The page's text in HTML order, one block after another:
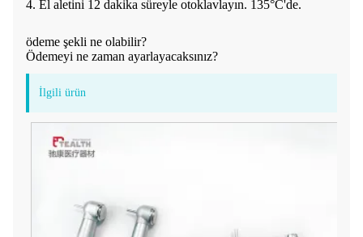
4. El aletini 12 dakika süreyle otoklavlayın. 135°C'de.
ödeme şekli ne olabilir?
Ödemeyi ne zaman ayarlayacaksınız?
İlgili ürün